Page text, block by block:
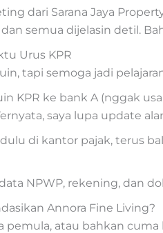
dari Sarana Jaya
dan semua dijelasin detil.
Urus KPR
tapi semoga jadi
KPR ke bank A (nggak
saya lupa update
di kantor pajak, terus
NPWP, rekening, dan
Annora Fine Living?
pemula, atau bahkan